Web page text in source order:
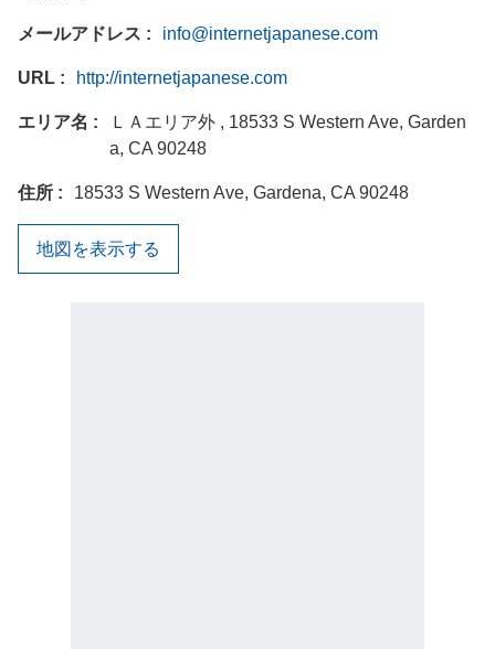
メールアドレス info@internetjapanese.com
URL http://internetjapanese.com
エリア名
ＬＡエリア外 , 18533 S Western Ave, Garden
a, CA 90248
住所 18533 S Western Ave, Gardena, CA 90248
地図を表示する